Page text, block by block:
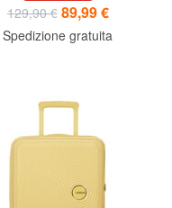
129,90 € 89,99 €
Spedizione gratuita